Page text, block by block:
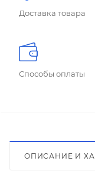
Доставка товара
Способы оплаты
ОПИСАНИЕ И